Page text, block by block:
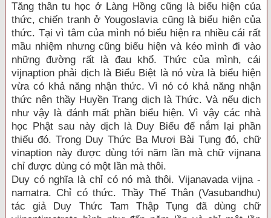
Tăng thân tu học ở Làng Hồng cũng là biểu hiện của
thức, chiến tranh ở Yougoslavia cũng là biểu hiện của
thức. Tại vì tâm của mình nó biểu hiện ra nhiều cái rất
mầu nhiệm nhưng cũng biểu hiện và kéo mình đi vào
những đường rất là đau khổ. Thức của mình, cái
vijnaption phải dịch là Biểu Biệt là nó vừa là biểu hiện
vừa có khả năng nhận thức. Vì nó có khả năng nhận
thức nên thầy Huyền Trang dịch là Thức. Và nếu dịch
như vậy là đánh mất phần biểu hiện. Vì vậy các nhà
học Phật sau này dịch là Duy Biểu để nắm lại phần
thiếu đó. Trong Duy Thức Ba Mươi Bài Tụng đó, chữ
vinaption này được dùng tới năm lần mà chữ vijnana
chỉ được dùng có một lần mà thôi.
Duy có nghĩa là chỉ có nó mà thôi. Vijanavada vijna -
namatra. Chỉ có thức. Thầy Thế Thân (Vasubandhu)
tác giả Duy Thức Tam Thập Tụng đã dùng chữ